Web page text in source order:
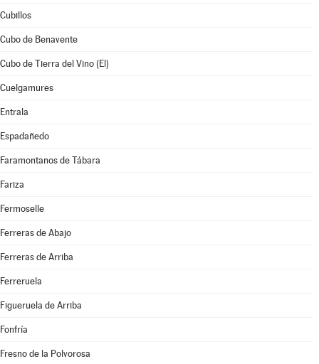
Cubillos
Cubo de Benavente
Cubo de Tierra del Vino (El)
Cuelgamures
Entrala
Espadañedo
Faramontanos de Tábara
Fariza
Fermoselle
Ferreras de Abajo
Ferreras de Arriba
Ferreruela
Figueruela de Arriba
Fonfría
Fresno de la Polvorosa